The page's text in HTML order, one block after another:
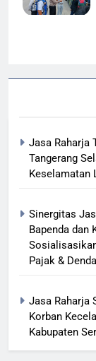
Jasa Raharja
Tangerang
Keselamatan
Sinergitas
Bapenda dan
Pajak &
Jasa Raharja
Korban
Kabupaten